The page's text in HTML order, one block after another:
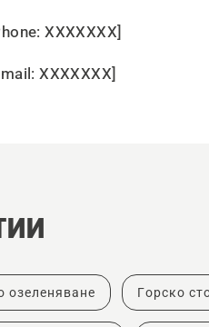
XXXXXXX]
XXXXXXX]
озеленяване Горско